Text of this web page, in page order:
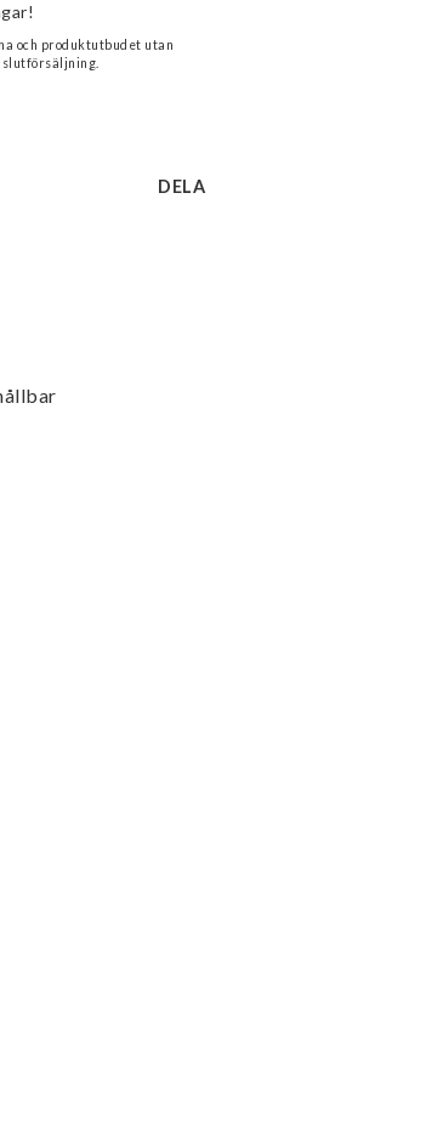
och produktutbudet utan
DELA